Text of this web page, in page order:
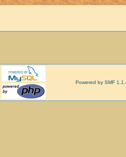
Powered by SMF